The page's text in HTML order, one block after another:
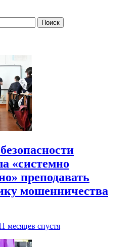
«системно
преподавать
мошенничества
месяцев спустя